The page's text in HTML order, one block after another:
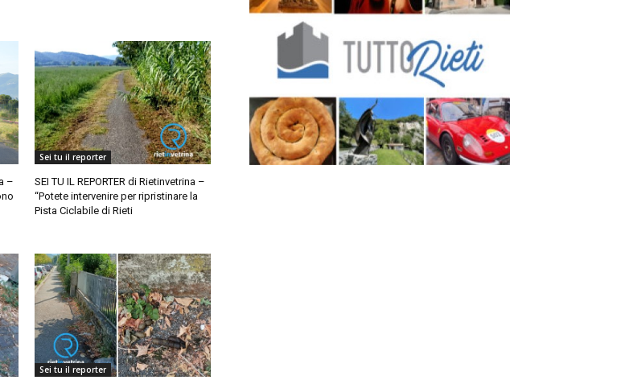
–
Sei tu il reporter
SEI TU IL REPORTER di Rietinvetrina –
“Potete intervenire per ripristinare la
Pista Ciclabile di Rieti
Sei tu il reporter